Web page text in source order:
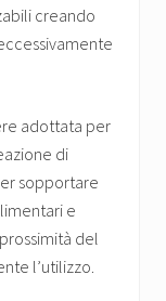
creando
adottata per
di
sopportare
e
del
l’utilizzo.